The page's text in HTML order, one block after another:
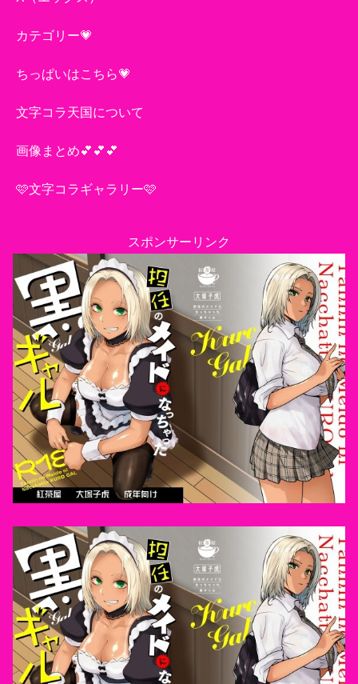
カテゴリー💗
ちっぱいはこちら💗
文字コラ天国について
画像まとめ💕💕💕
🩷文字コラギャラリー🩷
スポンサーリンク